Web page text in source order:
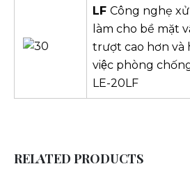
LF Công nghẹ
làm cho bề mặt
trượt cao hơn và
việc phòng
LE-20LF
RELATED PRODUCTS